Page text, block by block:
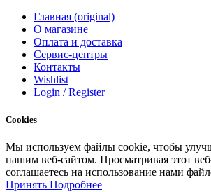
Главная (original)
О магазине
Оплата и доставка
Сервис-центры
Контакты
Wishlist
Login / Register
Cookies
Мы используем файлы cookie, чтобы
нашим веб-сайтом. Просматривая этот
соглашаетесь на использование нами
Принять Подробнее